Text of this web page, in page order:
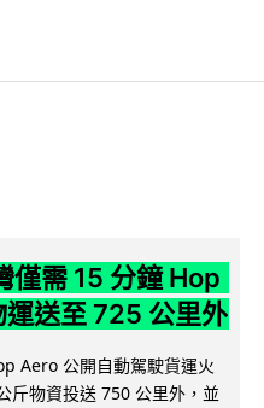
僅需 15 分鐘 Hop
送至 725 公里外
Aero 公開自動駕駛貨運火
斤物資投送 750 公里外，並